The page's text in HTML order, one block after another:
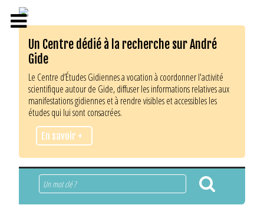
Un Centre dédié à la recherche sur André
Gide
Le Centre d’Études Gidiennes a vocation à coordonner l'activité
scientifique autour de Gide, diffuser les informations relatives aux
manifestations gidiennes et à rendre visibles et accessibles les
études qui lui sont consacrées.
En savoir +
Rechercher